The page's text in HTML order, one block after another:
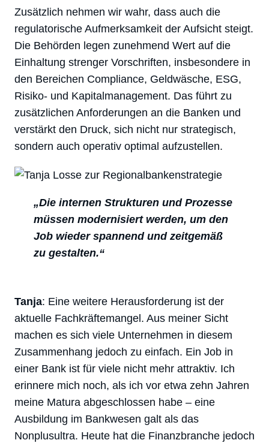
Zusätzlich nehmen wir wahr, dass auch die
regulatorische Aufmerksamkeit der Aufsicht steigt.
Die Behörden legen zunehmend Wert auf die
Einhaltung strenger Vorschriften, insbesondere in
den Bereichen Compliance, Geldwäsche, ESG,
Risiko- und Kapitalmanagement. Das führt zu
zusätzlichen Anforderungen an die Banken und
verstärkt den Druck, sich nicht nur strategisch,
sondern auch operativ optimal aufzustellen.
„Die internen Strukturen und Prozesse
müssen modernisiert werden, um den
Job wieder spannend und zeitgemäß
zu gestalten.“
Tanja: Eine weitere Herausforderung ist der
aktuelle Fachkräftemangel. Aus meiner Sicht
machen es sich viele Unternehmen in diesem
Zusammenhang jedoch zu einfach. Ein Job in
einer Bank ist für viele nicht mehr attraktiv. Ich
erinnere mich noch, als ich vor etwa zehn Jahren
meine Matura abgeschlossen habe – eine
Ausbildung im Bankwesen galt als das
Nonplusultra. Heute hat die Finanzbranche jedoch